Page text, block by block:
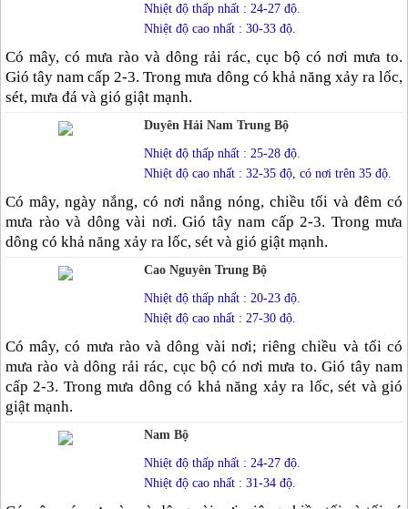
Nhiệt độ thấp nhất : 24-27 độ.
Nhiệt độ cao nhất : 30-33 độ.
Có mây, có mưa rào và dông rải rác, cục bộ có nơi mưa to.
Gió tây nam cấp 2-3. Trong mưa dông có khả năng xảy ra lốc,
sét, mưa đá và gió giật mạnh.
Duyên Hải Nam Trung Bộ
Nhiệt độ thấp nhất : 25-28 độ.
Nhiệt độ cao nhất : 32-35 độ, có nơi trên 35 độ.
Có mây, ngày nắng, có nơi nắng nóng, chiều tối và đêm có
mưa rào và dông vài nơi. Gió tây nam cấp 2-3. Trong mưa
dông có khả năng xảy ra lốc, sét và gió giật mạnh.
Cao Nguyên Trung Bộ
Nhiệt độ thấp nhất : 20-23 độ.
Nhiệt độ cao nhất : 27-30 độ.
Có mây, có mưa rào và dông vài nơi; riêng chiều và tối có
mưa rào và dông rải rác, cục bộ có nơi mưa to. Gió tây nam
cấp 2-3. Trong mưa dông có khả năng xảy ra lốc, sét và gió
giật mạnh.
Nam Bộ
Nhiệt độ thấp nhất : 24-27 độ.
Nhiệt độ cao nhất : 31-34 độ.